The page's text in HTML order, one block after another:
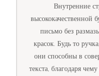
Внутренние
высококачественной
письмо без
красок. Будь то
они способны в
текста, благодаря